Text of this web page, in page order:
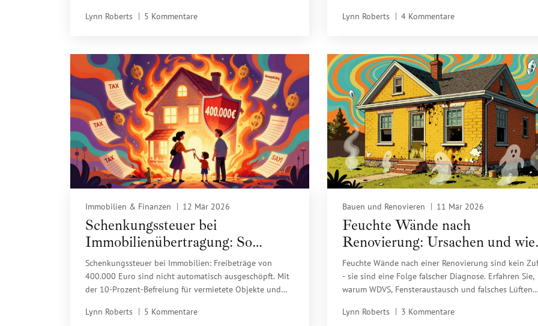
Technologien.
Lynn Roberts 5 Kommentare
handeln - wer die Regeln kennt, vermeidet Strafen
Lynn Roberts 4 Kommentare
Immobilien & Finanzen 12 Mär 2026
Schenkungssteuer bei
Immobilienübertragung: So
nutzen Sie Freibeträge strategisch
und sparen Tausende
Schenkungssteuer bei Immobilien: Freibeträge von
400.000 Euro sind nicht automatisch ausgeschöpft. Mit
der 10-Prozent-Befreiung für vermietete Objekte und
sparen - wenn Sie richtig planen.
Lynn Roberts 5 Kommentare
Bauen und Renovieren 11 Mär 2026
Feuchte Wände nach
Renovierung: Ursachen und wie
Sie sie vermeiden
Feuchte Wände nach einer Renovierung sind kein
- sie sind eine Folge falscher Diagnose. Erfahren Sie,
warum WDVS, Fensteraustausch und falsches Lüften
Lynn Roberts
3 Kommentare